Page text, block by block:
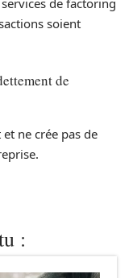
soient
de
ne crée pas de
: